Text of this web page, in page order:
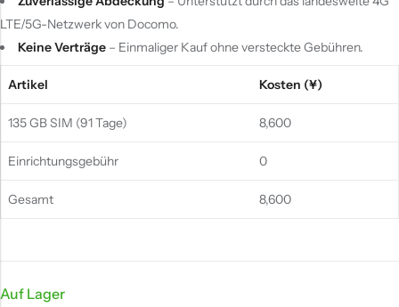
LTE/5G-Netzwerk von Docomo.
Keine Verträge – Einmaliger Kauf ohne versteckte Gebühren.
Artikel Kosten (¥)
135 GB SIM (91 Tage) 8,600
Einrichtungsgebühr 0
Gesamt 8,600
Auf Lager